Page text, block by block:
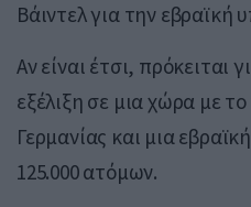
Βάιντελ για την εβραϊκή
Αν είναι έτσι, πρόκειται
εξέλιξη σε μια χώρα με
Γερμανίας και μια
125.000 ατόμων.